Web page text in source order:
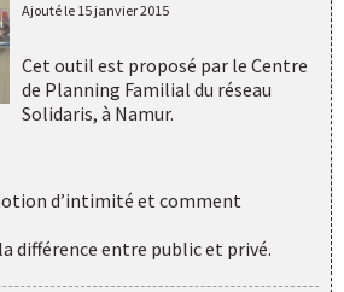
Ajouté le 15 janvier 2015
Cet outil est proposé par le Centre
de Planning Familial du réseau
Solidaris, à Namur.
d’intimité et comment
différence entre public et privé.